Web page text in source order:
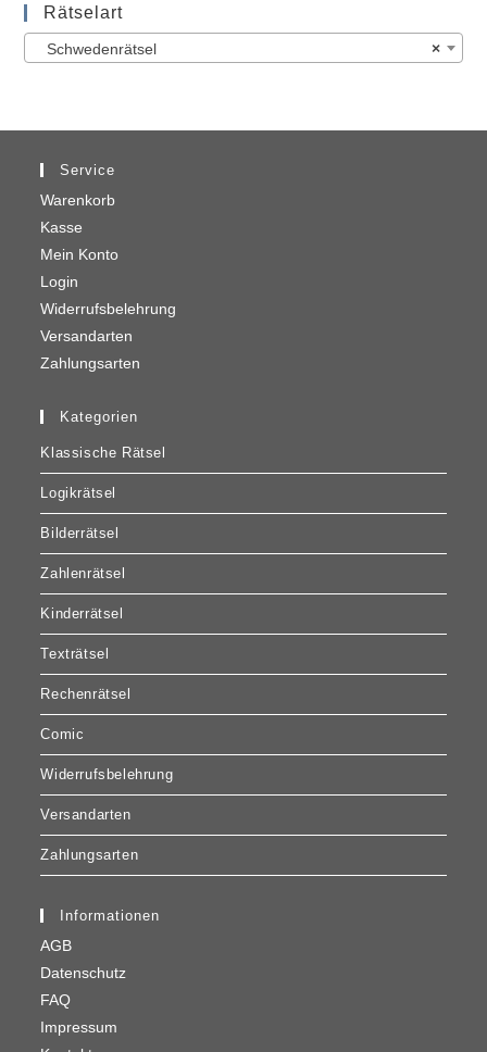
Rätselart
×
Schwedenrätsel
Service
Warenkorb
Kasse
Mein Konto
Login
Widerrufsbelehrung
Versandarten
Zahlungsarten
Kategorien
Klassische Rätsel
Logikrätsel
Bilderrätsel
Zahlenrätsel
Kinderrätsel
Texträtsel
Rechenrätsel
Comic
Widerrufsbelehrung
Versandarten
Zahlungsarten
Informationen
AGB
Datenschutz
FAQ
Impressum